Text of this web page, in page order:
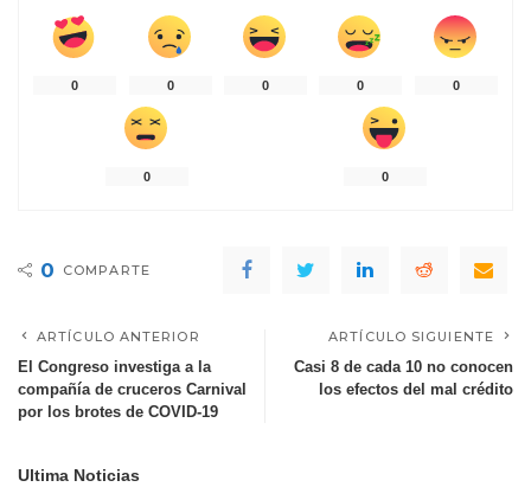
0 0 0 0 0
0 0
0 COMPARTE
ARTÍCULO ANTERIOR
El Congreso investiga a la
compañía de cruceros Carnival
por los brotes de COVID-19
ARTÍCULO SIGUIENTE
Casi 8 de cada 10 no conocen
los efectos del mal crédito
Ultima Noticias